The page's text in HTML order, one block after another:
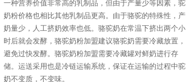
一种营养价值非常高的乳制品，但由于产量少等因素，驼
奶粉价格也相比其他乳制品更高。由于骆驼的特殊性，产
奶量少，人工挤奶效率也低。骆驼奶在常温下挤出两个小
时后就会发酵，骆驼奶粉加盟建议骆驼奶需要冷藏放置，
避免过快发酵。骆驼奶粉加盟需要冷藏罐对鲜奶进行存
储。运送采用也是冷链运输系统，保证在运输的过程中驼
奶不变质，不变味。